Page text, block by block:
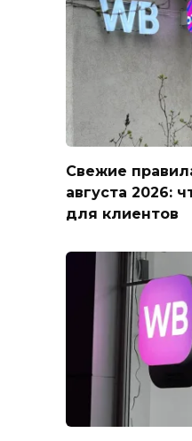
Свежие
августа 2026:
для клиентов